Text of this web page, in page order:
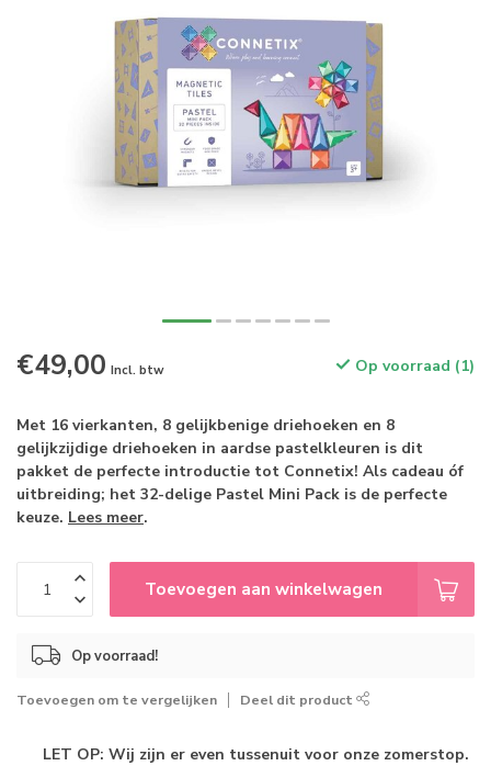
€49,00 Incl. btw Op voorraad (1)
Met 16 vierkanten, 8 gelijkbenige driehoeken en 8
gelijkzijdige driehoeken in aardse pastelkleuren is dit
pakket de perfecte introductie tot Connetix! Als cadeau óf
uitbreiding; het 32-delige Pastel Mini Pack is de perfecte
keuze. Lees meer.
Toevoegen aan winkelwagen
Op voorraad!
Toevoegen om te vergelijken Deel dit product
LET OP: Wij zijn er even tussenuit voor onze zomerstop.